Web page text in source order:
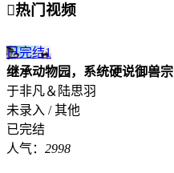
热门视频
已完结1
继承动物园，系统硬说御兽宗
于非凡＆陆思羽
未录入 / 其他
已完结
人气： 2998